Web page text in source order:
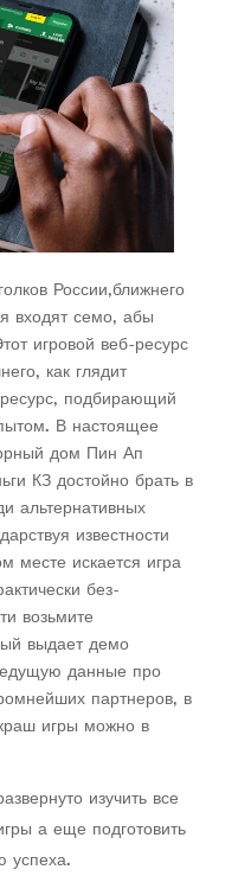
России,ближнего
входят семо, абы
игровой веб-ресурс
как глядит
подбирающий
В настоящее
дом Пин Ап
КЗ достойно брать в
альтернативных
известности
месте искается игра
без-
возьмите
выдает демо
данные про
партнеров, в
игры можно в
изучить все
а еще подготовить
успеха.